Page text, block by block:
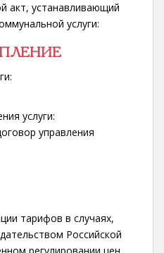
акт, устанавливающий
услуги:
услуги:
управления
тарифов в случаях,
Российской